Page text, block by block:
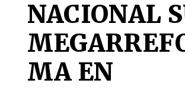
NACIONAL
MA EN